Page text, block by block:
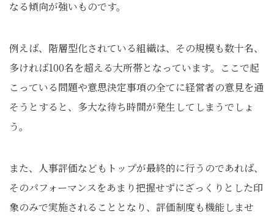
なる傾向が強いものです。
例えば、階層型化されている組織は、その規模も数十名、
多ければ100名を超える大所帯となっています。ここで起
こっている問題や意思決定事項の全てに経営者の意見を通
そうとすると、多大な待ち時間が発生してしまうでしょ
う。
また、人事評価などもトップが最終的に行うのであれば、
そのパフォーマンスをあまり把握せずにざっくりとした印
象のみで実施されることとなり、評価制度も機能しませ